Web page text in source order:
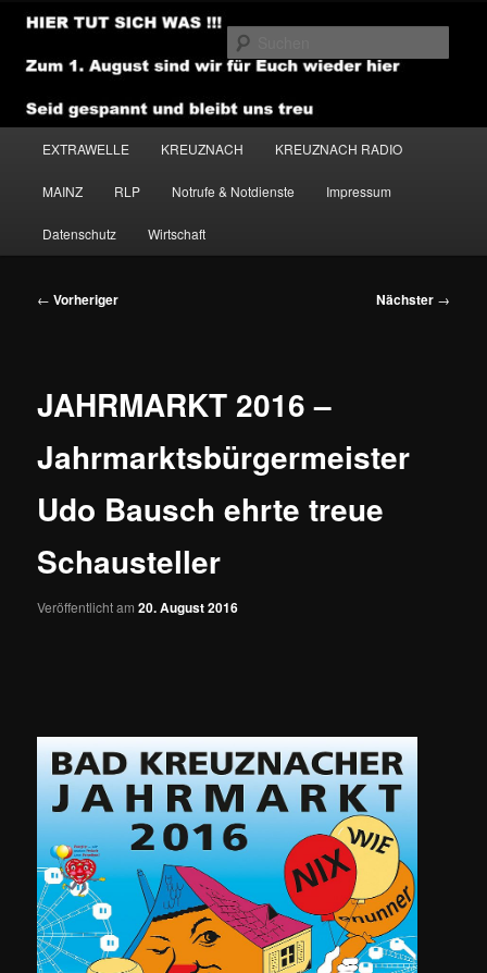
Zum
primären
Inhalt
NEWSHOUSE.MEDIA
EXTRAWELLE KREUZNACH KREUZNACH RADIO
MAINZ RLP Notrufe & Notdienste Impressum
Datenschutz Wirtschaft
Beitragsnavigation
← Vorheriger Nächster →
JAHRMARKT 2016 –
Jahrmarktsbürgermeister
Udo Bausch ehrte treue
Schausteller
Veröffentlicht am20. August 2016